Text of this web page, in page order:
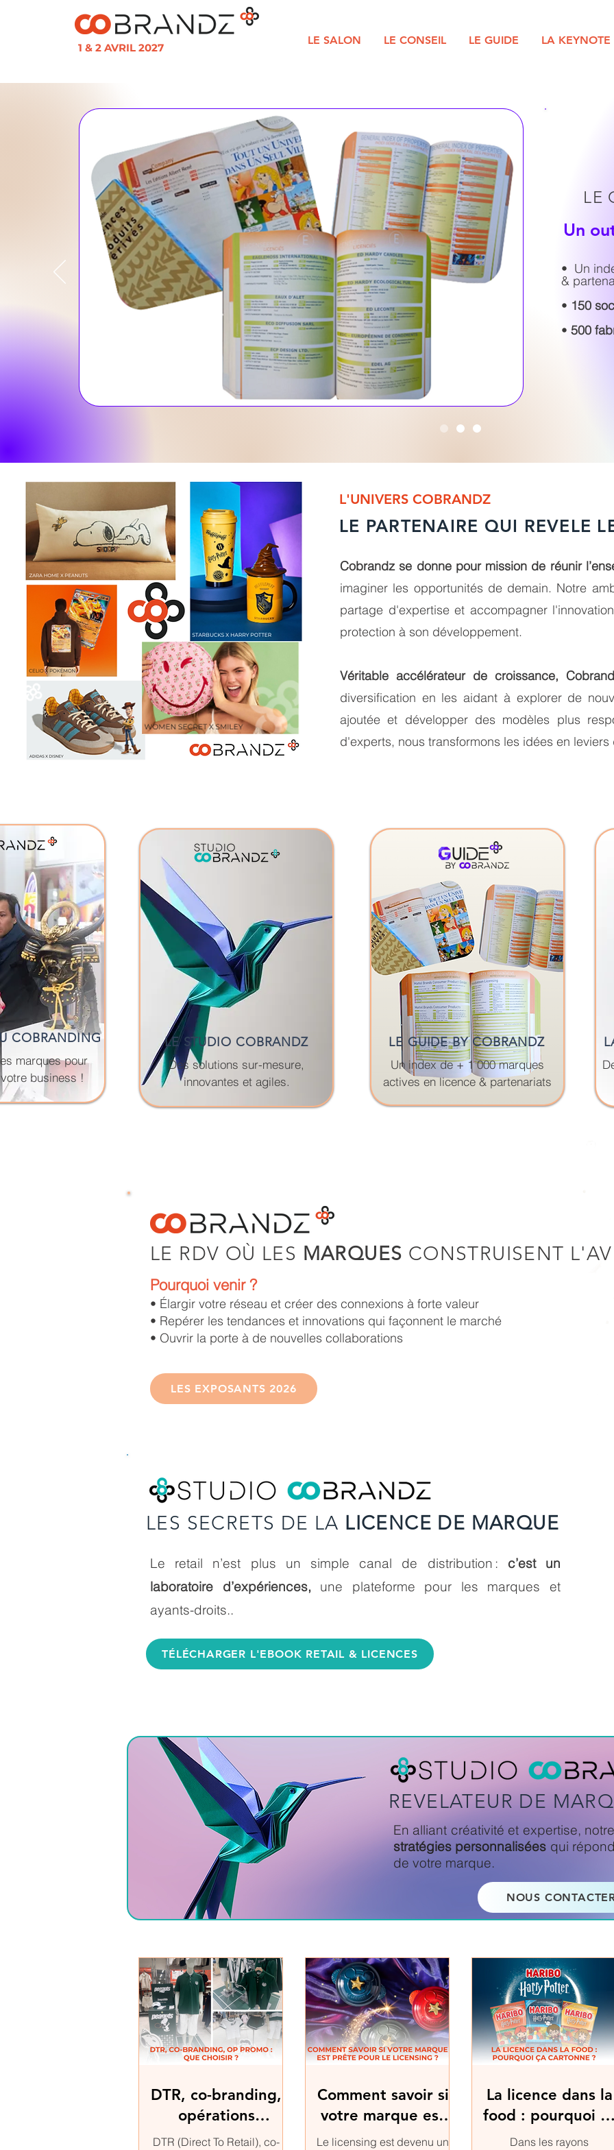
1 & 2 AVRIL 2027
LE SALON LE CONSEIL LE GUIDE LA KEYNOTE
LE
Un
• Un
&
• 150
• 500
L'UNIVERS COBRANDZ
LE PARTENAIRE QUI REVELE
Cobrandz se donne pour mission de réunir
imaginer les opportunités de demain. Notre
partage d'expertise et accompagner
protection à son développement.
Véritable accélérateur de croissance,
diversification en les aidant à explorer de
ajoutée et développer des modèles plus
d'experts, nous transformons les idées en
COBRANDING
marques pour
business !
LE STUDIO COBRANDZ
Des solutions sur-mesure,
innovantes et agiles.
LE GUIDE BY COBRANDZ
Un index de + 1 000 marques
actives en licence & partenariats
LE RDV OÙ LES MARQUES CONSTRUISENT
Pourquoi venir ?
• Élargir votre réseau et créer des connexions à forte valeur
• Repérer les tendances et innovations qui façonnent le marché
• Ouvrir la porte à de nouvelles collaborations
LES EXPOSANTS 2026
LES SECRETS DE LA LICENCE DE MARQUE
Le retail n’est plus un simple canal de distribution : c’est un
laboratoire d’expériences, une plateforme pour les marques et
ayants-droits..
TÉLÉCHARGER L'EBOOK RETAIL & LICENCES
REVELATEUR DE
En alliant créativité et expertise,
stratégies personnalisées qui
de votre marque.
NOUS
DTR, co-branding,
opérations
promotionnelles :
DTR (Direct To Retail), co-
Comment savoir si
votre marque est
prête pour le
Le licensing est devenu un
La licence dans la
food : pourquoi
cartonne ?
Dans les rayons